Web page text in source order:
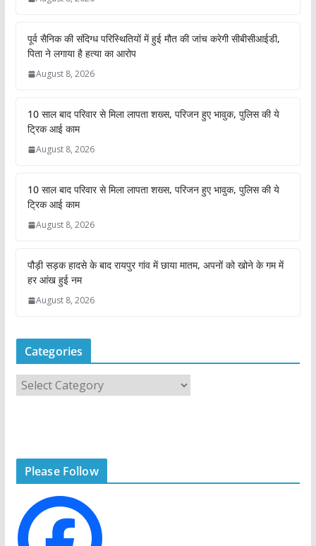
पूर्व सैनिक की संदिग्ध परिस्थितियों में हुई मौत की जांच करेगी सीबीसीआईडी,
पिता ने लगाया है हत्या का आरोप
August 8, 2026
10 साल बाद परिवार से मिला लापता शख्स, परिजन हुए भावुक, पुलिस की ये
ट्रिक आई काम
August 8, 2026
10 साल बाद परिवार से मिला लापता शख्स, परिजन हुए भावुक, पुलिस की ये
ट्रिक आई काम
August 8, 2026
पौड़ी सड़क हादसे के बाद रायपुर गांव में छाया मातम, अपनों को खोने के गम में
हर आंख हुई नम
August 8, 2026
Categories
e
s
Please Follow